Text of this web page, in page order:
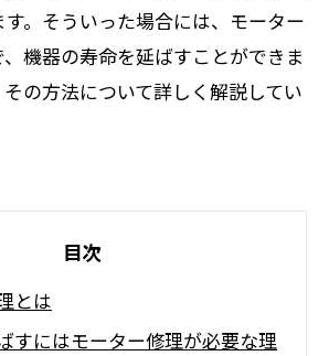
。そういった場合には、モーター
機器の寿命を延ばすことができま
の方法について詳しく解説してい
目次
とは
すにはモーター修理が必要な理